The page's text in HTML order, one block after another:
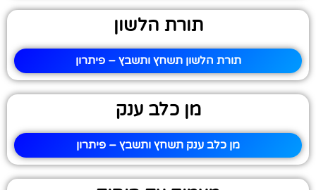
תורת הלשון
תורת הלשון תשחץ ותשבץ – פיתרון
מן כלב ענק
מן כלב ענק תשחץ ותשבץ – פיתרון